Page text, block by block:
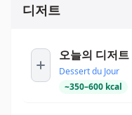
디저트
오늘의 디저트
Dessert du Jour
~350–600 kcal